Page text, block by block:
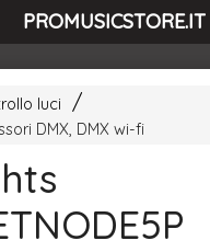
-->PROMUSICSTORE.IT
luci
DMX, DMX wi-fi